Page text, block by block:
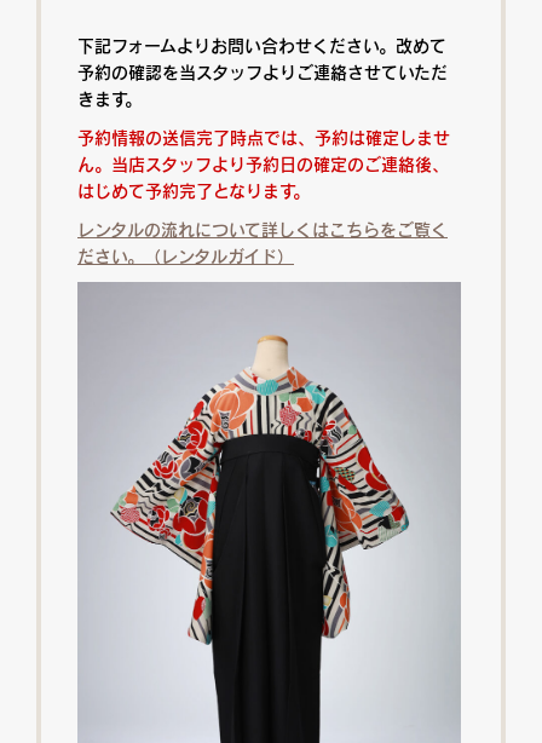
下記フォームよりお問い合わせください。改めて
予約の確認を当スタッフよりご連絡させていただ
きます。
予約情報の送信完了時点では、予約は確定しませ
ん。当店スタッフより予約日の確定のご連絡後、
はじめて予約完了となります。
レンタルの流れについて詳しくはこちらをご覧く
ださい。（レンタルガイド）